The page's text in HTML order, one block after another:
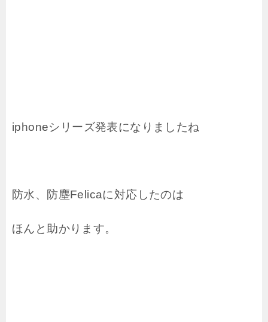
iphoneシリーズ発表になりましたね
防水、防塵Felicaに対応したのは
ほんと助かります。